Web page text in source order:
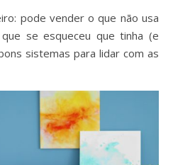
pode vender o que não usa
se esqueceu que tinha (e
sistemas para lidar com as